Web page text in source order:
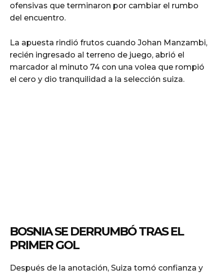
ofensivas que terminaron por cambiar el rumbo
del encuentro.
La apuesta rindió frutos cuando Johan Manzambi,
recién ingresado al terreno de juego, abrió el
marcador al minuto 74 con una volea que rompió
el cero y dio tranquilidad a la selección suiza.
BOSNIA SE DERRUMBÓ TRAS EL
PRIMER GOL
Después de la anotación, Suiza tomó confianza y